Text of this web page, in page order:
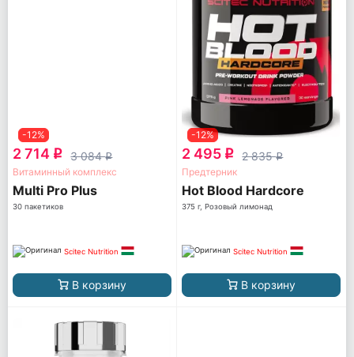
-12%
2 714 q 3 084q
Витаминный комплекс
Multi Pro Plus
30 пакетиков
Scitec Nutrition
В корзину
-12%
2 495 q 2 835q
Предтерник
Hot Blood Hardcore
375 г, Розовый лимонад
Scitec Nutrition
В корзину